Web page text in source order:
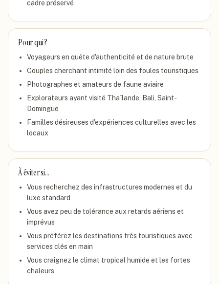
cadre préservé
Pour qui ?
Voyageurs en quête d'authenticité et de nature brute
Couples cherchant intimité loin des foules touristiques
Photographes et amateurs de faune aviaire
Explorateurs ayant visité Thaïlande, Bali, Saint-
Domingue
Familles désireuses d'expériences culturelles avec les
locaux
À éviter si…
Vous recherchez des infrastructures modernes et du
luxe standard
Vous avez peu de tolérance aux retards aériens et
imprévus
Vous préférez les destinations très touristiques avec
services clés en main
Vous craignez le climat tropical humide et les fortes
chaleurs